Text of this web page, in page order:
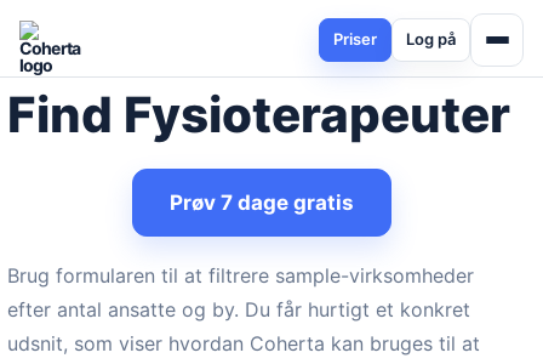
Priser Log på
Find Fysioterapeuter
Prøv 7 dage gratis
Brug formularen til at filtrere sample-virksomheder
efter antal ansatte og by. Du får hurtigt et konkret
udsnit, som viser hvordan Coherta kan bruges til at